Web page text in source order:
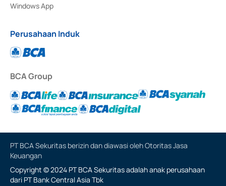
Windows App
Perusahaan Induk
BCA Group
PT BCA Sekuritas berizin dan diawasi oleh Otoritas Jasa
Keuangan
Copyright © 2024 PT BCA Sekuritas adalah anak perusahaan
dari PT Bank Central Asia Tbk